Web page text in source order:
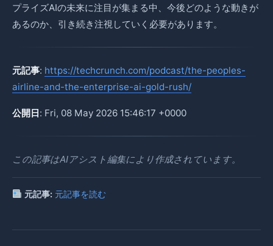
プライズAIの未来に注目が集まる中、今後どのような動きが
あるのか、引き続き注視していく必要があります。
元記事: https://techcrunch.com/podcast/the-peoples-
airline-and-the-enterprise-ai-gold-rush/
公開日: Fri, 08 May 2026 15:46:17 +0000
この記事はAIアシスト編集により作成されています。
元記事: 元記事を読む